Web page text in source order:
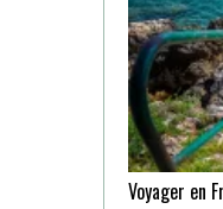
Voyager en